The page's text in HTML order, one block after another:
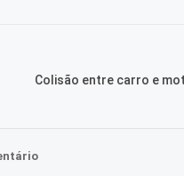
Colisão entre carro e